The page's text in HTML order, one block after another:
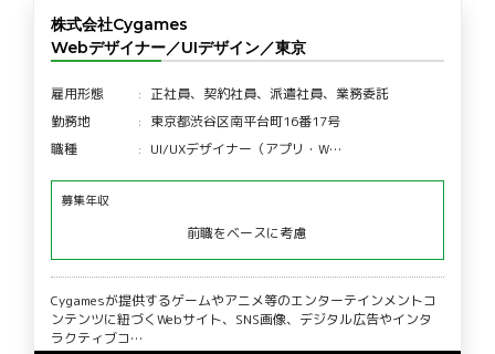
株式会社Cygames
Webデザイナー／UIデザイン／東京
雇用形態
正社員、契約社員、派遣社員、業務委託
勤務地
東京都渋谷区南平台町16番17号
職種
UI/UXデザイナー（アプリ・W…
募集年収
前職をベースに考慮
Cygamesが提供するゲームやアニメ等のエンターテインメントコ
ンテンツに紐づくWebサイト、SNS画像、デジタル広告やインタ
ラクティブコ…